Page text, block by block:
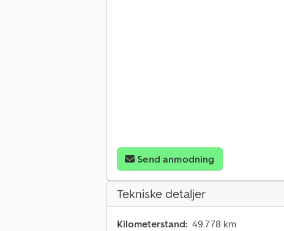
Send anmodning
Tekniske detaljer
Kilometerstand: 49.778 km